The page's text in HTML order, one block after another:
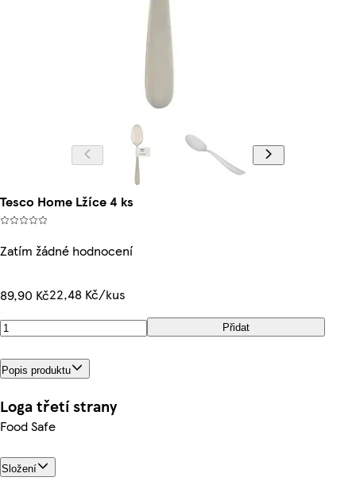
Tesco Home Lžíce 4 ks
Zatím žádné hodnocení
89,90 Kč22,48 Kč/kus
Přidat
Popis produktu
Loga třetí strany
Food Safe
Složení